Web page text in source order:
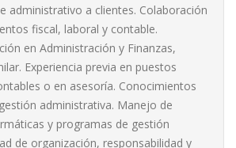
administrativo a clientes. Colaboración
fiscal, laboral y contable.
en Administración y Finanzas,
Experiencia previa en puestos
o en asesoría. Conocimientos
administrativa. Manejo de
y programas de gestión
de organización, responsabilidad y